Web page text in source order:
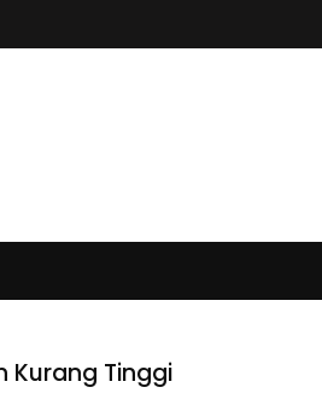
Kurang Tinggi